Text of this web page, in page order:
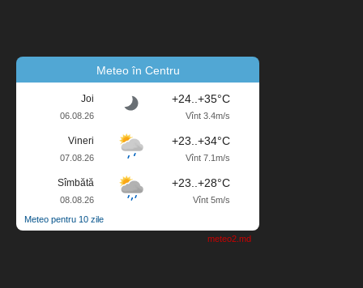
Meteo în Centru
Joi
06.08.26
+24..+35°C
Vînt 3.4m/s
Vineri
07.08.26
+23..+34°C
Vînt 7.1m/s
Sîmbătă
08.08.26
+23..+28°C
Vînt 5m/s
Meteo pentru 10 zile
meteo2.md